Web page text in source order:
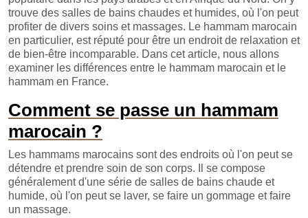
trouve des salles de bains chaudes et humides, où l'on peut
profiter de divers soins et massages. Le hammam marocain
en particulier, est réputé pour être un endroit de relaxation et
de bien-être incomparable. Dans cet article, nous allons
examiner les différences entre le hammam marocain et le
hammam en France.
Comment se passe un hammam
marocain ?
Les hammams marocains sont des endroits où l'on peut se
détendre et prendre soin de son corps. Il se compose
généralement d'une série de salles de bains chaude et
humide, où l'on peut se laver, se faire un gommage et faire
un massage.